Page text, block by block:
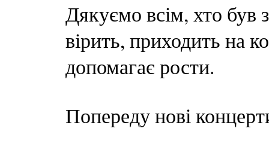
Дякуємо всім, хто був
вірить, приходить на
допомагає рости.
Попереду нові